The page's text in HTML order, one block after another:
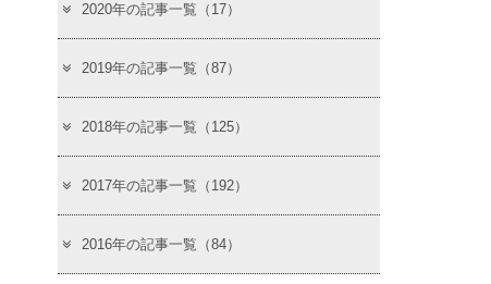
2020年の記事一覧（17）
2019年の記事一覧（87）
2018年の記事一覧（125）
2017年の記事一覧（192）
2016年の記事一覧（84）